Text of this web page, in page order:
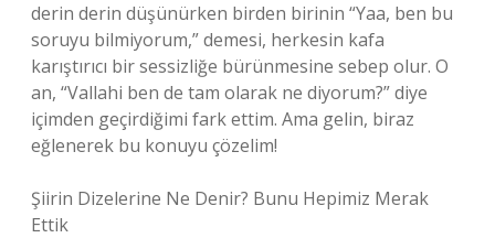
derin derin düşünürken birden birinin “Yaa, ben bu
soruyu bilmiyorum,” demesi, herkesin kafa
karıştırıcı bir sessizliğe bürünmesine sebep olur. O
an, “Vallahi ben de tam olarak ne diyorum?” diye
içimden geçirdiğimi fark ettim. Ama gelin, biraz
eğlenerek bu konuyu çözelim!
Şiirin Dizelerine Ne Denir? Bunu Hepimiz Merak
Ettik